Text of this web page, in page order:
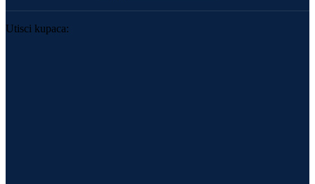
Utisci kupaca: